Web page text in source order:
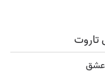
تاروت
عشق